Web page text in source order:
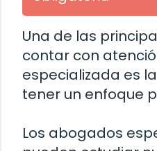
Una de las
contar con
especializada es
tener un enfoque
Los abogados